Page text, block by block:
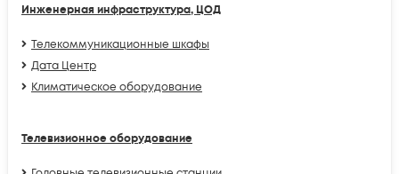
Инженерная инфраструктура, ЦОД
Телекоммуникационные шкафы
Дата Центр
Климатичeское оборудование
Телевизионное оборудование